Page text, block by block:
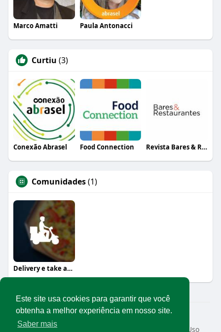
Este site usa cookies para garantir que você
obtenha a melhor experiência em nosso site.
Saber mais
Marco Amatti Paula Antonacci
Curtiu (3)
Conexão Abrasel Food Connection Revista Bares & Restaurantes
Comunidades(1)
Delivery e take away
© 2026 Rede Abrasel
Início
Sobre Termos de Uso